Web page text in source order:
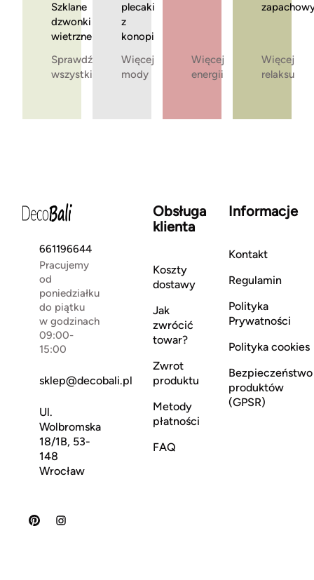
Szklane
dzwonki
wietrzne
Sprawdź
wszystkie
plecaki
z
konopi
Więcej
mody
Więcej
energii
Więcej
relaksu
661196644
Pracujemy
od
poniedziałku
do piątku
w godzinach
09:00-
15:00
sklep@decobali.pl
Ul.
Wolbromska
18/1B, 53-
148
Wrocław
Obsługa
klienta
Koszty
dostawy
Jak
zwrócić
towar?
Zwrot
produktu
Metody
płatności
FAQ
Informacje
Kontakt
Regulamin
Polityka
Prywatności
Polityka cookies
Bezpieczeństwo
produktów
(GPSR)